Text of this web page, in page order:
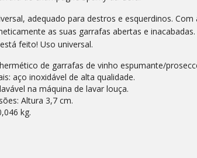
adequado para destros e esquerdinos.
as suas garrafas abertas e
feito! Uso universal.
de garrafas de vinho espumante/
aço inoxidável de alta qualidade.
na máquina de lavar louça.
Altura 3,7 cm.
kg.